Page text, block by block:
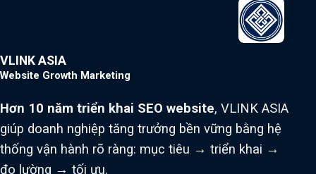
VLINK ASIA
Website Growth Marketing
Hơn 10 năm triển khai SEO website, VLINK ASIA
giúp doanh nghiệp tăng trưởng bền vững bằng hệ
thống vận hành rõ ràng: mục tiêu → triển khai →
đo lường → tối ưu.